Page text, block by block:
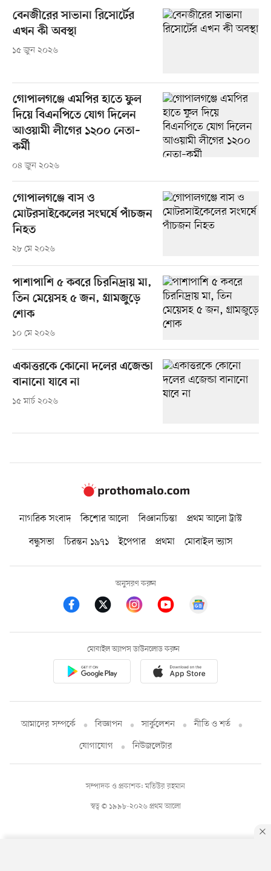
বেনজীরের সাভানা রিসোর্টের
এখন কী অবস্থা
১৫ জুন ২০২৬
গোপালগঞ্জে এমপির হাতে ফুল
দিয়ে বিএনপিতে যোগ দিলেন
আওয়ামী লীগের ১২০০ নেতা–
কর্মী
০৪ জুন ২০২৬
গোপালগঞ্জে বাস ও
মোটরসাইকেলের সংঘর্ষে পাঁচজন
নিহত
২৮ মে ২০২৬
পাশাপাশি ৫ কবরে চিরনিদ্রায় মা,
তিন মেয়েসহ ৫ জন, গ্রামজুড়ে
শোক
১০ মে ২০২৬
একাত্তরকে কোনো দলের এজেন্ডা
বানানো যাবে না
১৫ মার্চ ২০২৬
নাগরিক সংবাদ কিশোর আলো বিজ্ঞানচিন্তা
প্রথম আলো ট্রাস্ট
বন্ধুসভা
চিরন্তন ১৯৭১ ইপেপার প্রথমা মোবাইল ভ্যাস
অনুসরণ করুন
মোবাইল অ্যাপস ডাউনলোড করুন
আমাদের সম্পর্কে বিজ্ঞাপন সার্কুলেশন
নীতি ও শর্ত
যোগাযোগ
নিউজলেটার
স্বত্ব © ১৯৯৮-২০২৬ প্রথম আলো
সম্পাদক ও প্রকাশক: মতিউর রহমান